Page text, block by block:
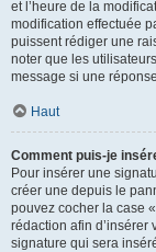
et l’heure de la
modification effectuée
puissent rédiger une
noter que les
message si une
Haut
Comment puis-je
Pour insérer une
créer une depuis le
pouvez cocher la case
rédaction afin d’insérer
signature qui sera